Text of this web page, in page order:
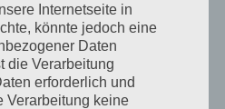
Internetseite in
könnte jedoch eine
Daten
die Verarbeitung
erforderlich und
Verarbeitung keine